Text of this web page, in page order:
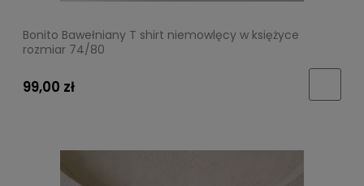
Bonito Bawełniany T shirt niemowlęcy w księżyce
rozmiar 74/80
99,00 zł